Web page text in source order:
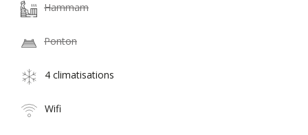
Hammam
Ponton
4 climatisations
Wifi